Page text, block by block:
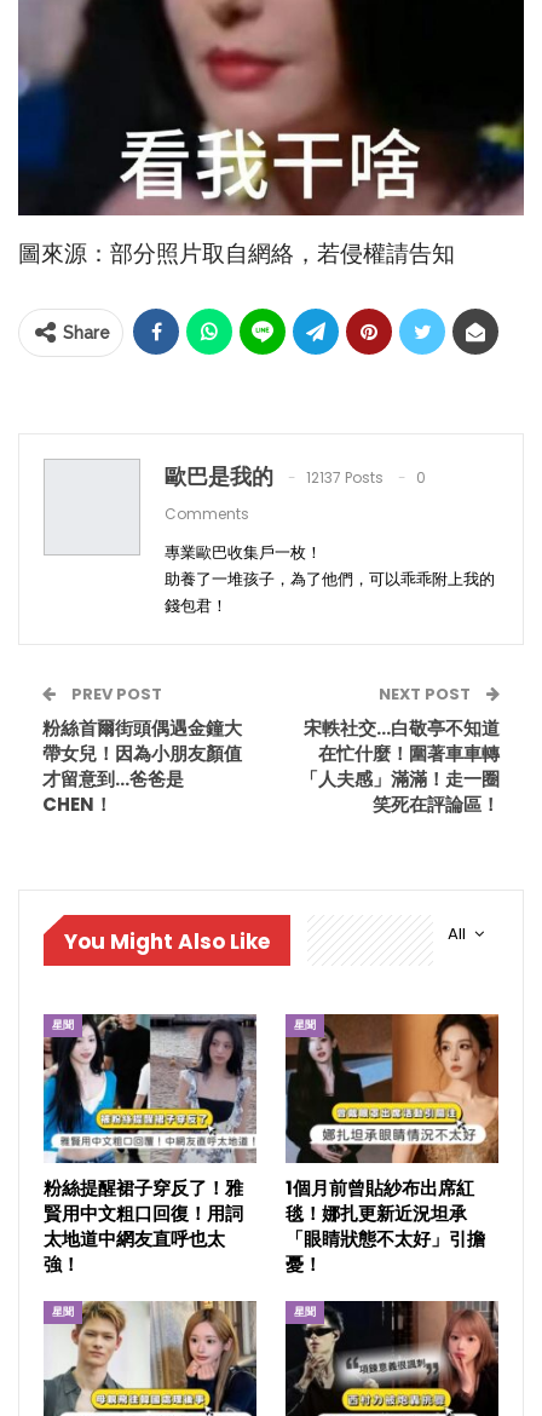
圖來源：部分照片取自網絡，若侵權請告知
Share
歐巴是我的 12137 Posts
0
Comments
專業歐巴收集戶一枚！
助養了一堆孩子，為了他們，可以乖乖附上我的
錢包君！
PREV POST
粉絲首爾街頭偶遇金鐘大
帶女兒！因為小朋友顏值
才留意到…爸爸是
CHEN！
NEXT POST
宋軼社交…白敬亭不知道
在忙什麼！圍著車車轉
「人夫感」滿滿！走一圈
笑死在評論區！
All
You Might Also Like
星聞
粉絲提醒裙子穿反了！雅
賢用中文粗口回復！用詞
太地道中網友直呼也太
強！
星聞
1個月前曾貼紗布出席紅
毯！娜扎更新近況坦承
「眼睛狀態不太好」引擔
憂！
星聞 星聞